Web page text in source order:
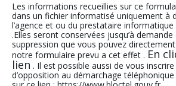
Les informations recueillies sur ce
dans un fichier informatisé uniquement à
l’agence et ou du prestataire
.Elles seront conservées jusqu’à
suppression que vous pouvez
notre formulaire prevu a cet effet . En
lien . Il est possible aussi de vous
d’opposition au démarchage